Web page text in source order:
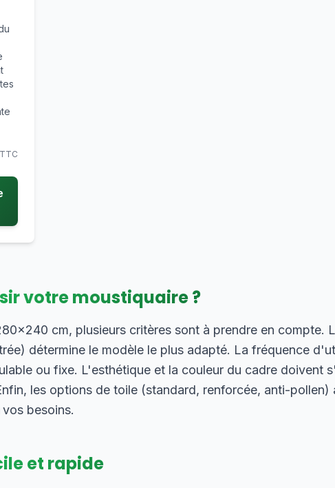
TTC
votre moustiquaire ?
cm, plusieurs critères sont à prendre en compte.
détermine le modèle le plus adapté. La fréquence
ou fixe. L'esthétique et la couleur du cadre doivent
les options de toile (standard, renforcée, anti-
besoins.
et rapide